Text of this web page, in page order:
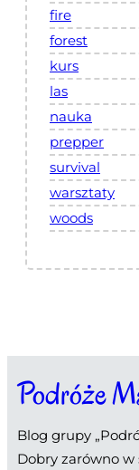
fire
forest
kurs
las
nauka
prepper
survival
warsztaty
woods
Podróże
Blog grupy
Dobry zarówno w